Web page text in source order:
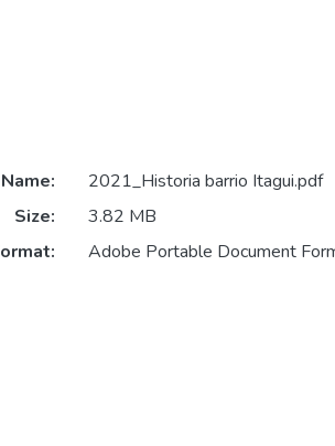
Name:
2021_Historia barrio Itagui.pdf
Size:
3.82 MB
Adobe Portable Document